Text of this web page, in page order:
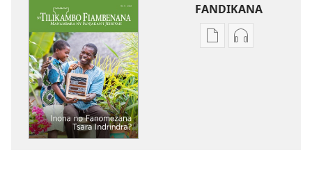
FANDIKANA
FandikanaFandikana